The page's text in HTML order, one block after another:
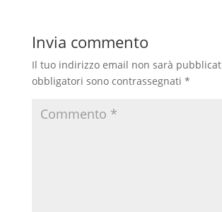
Invia commento
Il tuo indirizzo email non sarà
obbligatori sono contrassegnati *